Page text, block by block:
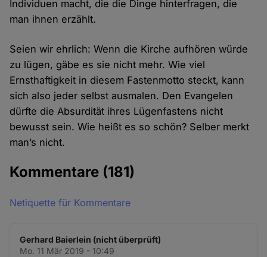
Individuen macht, die die Dinge hinterfragen, die
man ihnen erzählt.
Seien wir ehrlich: Wenn die Kirche aufhören würde
zu lügen, gäbe es sie nicht mehr. Wie viel
Ernsthaftigkeit in diesem Fastenmotto steckt, kann
sich also jeder selbst ausmalen. Den Evangelen
dürfte die Absurdität ihres Lügenfastens nicht
bewusst sein. Wie heißt es so schön? Selber merkt
man’s nicht.
Kommentare (181)
Netiquette für Kommentare
Gerhard Baierlein (nicht überprüft)
Mo. 11 Mär 2019 - 10:49